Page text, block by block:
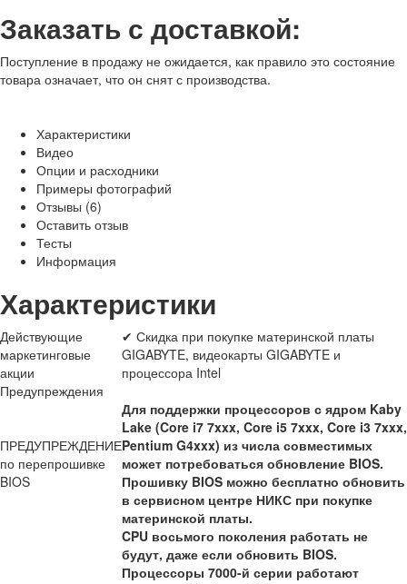
Заказать с доставкой:
Поступление в продажу не ожидается, как правило это состояние
товара означает, что он снят с производства.
Характеристики
Видео
Опции и расходники
Примеры фотографий
Отзывы (6)
Оставить отзыв
Тесты
Информация
Характеристики
Действующие
маркетинговые
акции
✔ Скидка при покупке материнской платы
GIGABYTE, видеокарты GIGABYTE и
процессора Intel
Предупреждения
ПРЕДУПРЕЖДЕНИЕ
по перепрошивке
BIOS
Для поддержки процессоров с ядром Kaby
Lake (Core i7 7xxx, Core i5 7xxx, Core i3 7xxx,
Pentium G4xxx) из числа совместимых
может потребоваться обновление BIOS.
Прошивку BIOS можно бесплатно обновить
в сервисном центре НИКС при покупке
материнской платы.
CPU восьмого поколения работать не
будут, даже если обновить BIOS.
Процессоры 7000-й серии работают